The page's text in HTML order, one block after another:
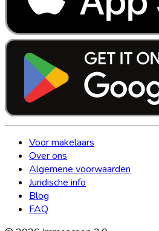
Voor makelaars
Over ons
Algemene voorwaarden
Juridische info
Blog
FAQ